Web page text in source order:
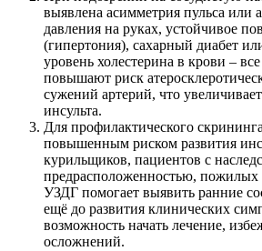
выявлена асимметрия пульса или
давления на руках, устойчивое
(гипертония), сахарный диабет
уровень холестерина в крови –
повышают риск
сужений артерий, что
инсульта.
Для профилактического
повышенным риском развития
курильщиков, пациентов с
предрасположенностью, пожилых
УЗДГ помогает выявить ранние
ещё до развития клинических
возможность начать лечение,
осложнений.